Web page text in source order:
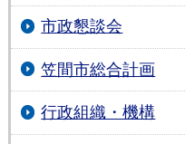
市政懇談会
笠間市総合計画
行政組織・機構